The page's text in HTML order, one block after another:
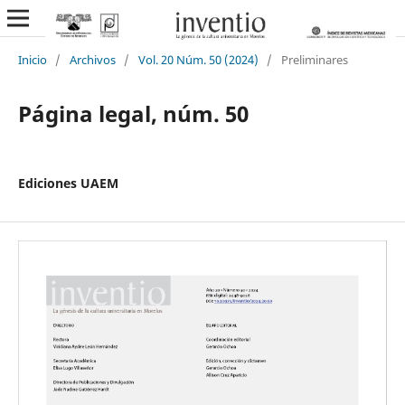
Inicio / Archivos / Vol. 20 Núm. 50 (2024) / Preliminares
Página legal, núm. 50
Ediciones UAEM